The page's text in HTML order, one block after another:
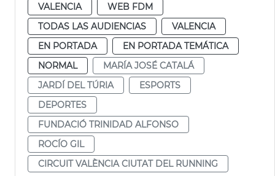
VALENCIA
WEB FDM
TODAS LAS AUDIENCIAS
VALENCIA
EN PORTADA
EN PORTADA TEMÁTICA
NORMAL
MARÍA JOSÉ CATALÁ
JARDÍ DEL TÚRIA
ESPORTS
DEPORTES
FUNDACIÓ TRINIDAD ALFONSO
ROCÍO GIL
CIRCUIT VALÈNCIA CIUTAT DEL RUNNING